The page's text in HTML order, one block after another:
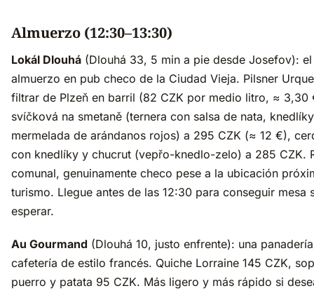
Almuerzo (12:30–13:30)
Lokál Dlouhá (Dlouhá 33, 5 min a pie desde Josefov):
almuerzo en pub checo de la Ciudad Vieja. Pilsner
filtrar de Plzeň en barril (82 CZK por medio litro, ≈ 3,30
svíčková na smetaně (ternera con salsa de nata,
mermelada de arándanos rojos) a 295 CZK (≈ 12 €),
con knedlíky y chucrut (vepřo-knedlo-zelo) a 285 CZK.
comunal, genuinamente checo pese a la ubicación
turismo. Llegue antes de las 12:30 para conseguir mesa
esperar.
Au Gourmand (Dlouhá 10, justo enfrente): una
cafetería de estilo francés. Quiche Lorraine 145 CZK,
puerro y patata 95 CZK. Más ligero y más rápido si